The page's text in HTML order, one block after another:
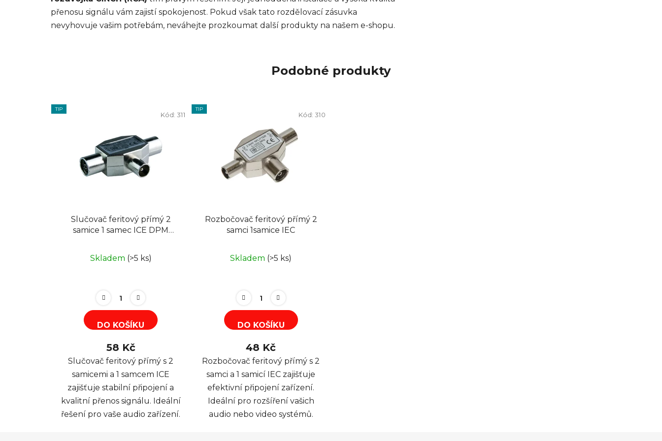
přenosu signálu vám zajistí spokojenost. Pokud však tato rozdělovací zásuvka
nevyhovuje vašim potřebám, neváhejte prozkoumat další produkty na našem e-shopu.
Podobné produkty
TIP
Slučovač feritový přímý 2
samice 1 samec ICE DPM
Skladem (>5 ks)
DO KOŠÍKU
58 Kč
Slučovač feritový přímý s 2
samicemi a 1 samcem ICE
zajišťuje stabilní připojení a
kvalitní přenos signálu. Ideální
řešení pro vaše audio zařízení.
Kód: 311
TIP
Rozbočovač feritový přímý 2
samci 1samice IEC
Skladem (>5 ks)
DO KOŠÍKU
48 Kč
Rozbočovač feritový přímý s 2
samci a 1 samicí IEC zajišťuje
efektivní připojení zařízení.
Ideální pro rozšíření vašich
audio nebo video systémů.
Kód: 310